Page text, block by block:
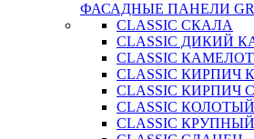
ФАСАДНЫЕ ПАНЕЛИ
CLASSIC СКАЛА
CLASSIC ДИКИЙ
CLASSIC КАМЕЛОТ
CLASSIC
CLASSIC
CLASSIC
CLASSIC